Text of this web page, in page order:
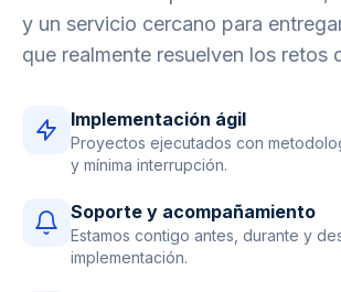
y un servicio cercano para
que realmente resuelven los retos
Implementación ágil
Proyectos ejecutados con
y mínima interrupción.
Soporte y acompañamiento
Estamos contigo antes, durante y
implementación.